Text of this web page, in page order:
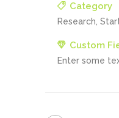
Category
Research,
Custom
Enter some